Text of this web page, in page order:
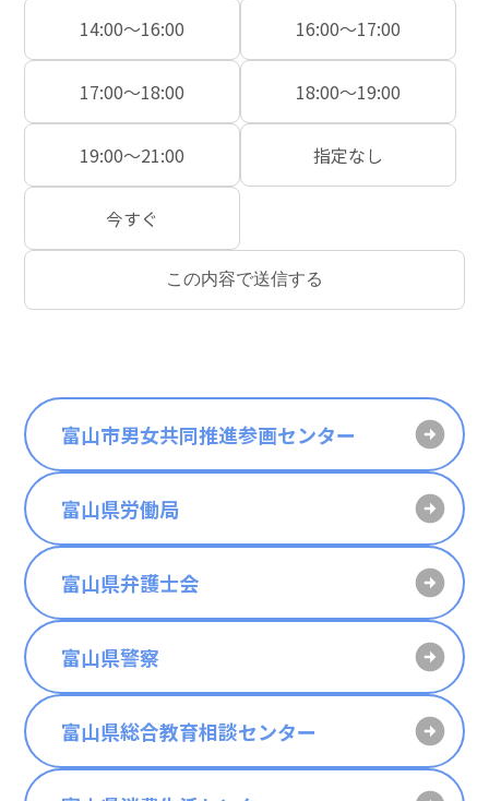
14:00〜16:00 16:00〜17:00
17:00〜18:00 18:00〜19:00
19:00〜21:00 指定なし
今すぐ
富山市男女共同推進参画センター
富山県労働局
富山県弁護士会
富山県警察
富山県総合教育相談センター